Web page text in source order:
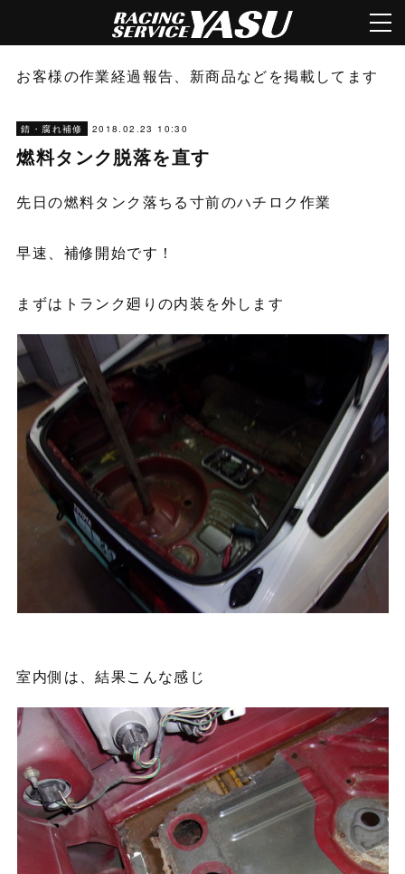
お客様の作業経過報告、新商品などを掲載してます
錆・腐れ補修 2018.02.23 10:30
燃料タンク脱落を直す
先日の燃料タンク落ちる寸前のハチロク作業
早速、補修開始です！
まずはトランク廻りの内装を外します
室内側は、結果こんな感じ